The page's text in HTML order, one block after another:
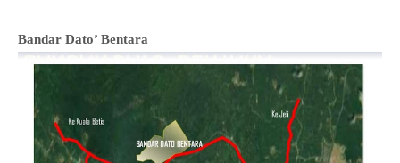
Bandar Dato’ Bentara